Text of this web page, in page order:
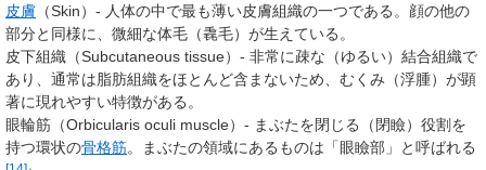
皮膚 （Skin）- 人体の中で最も薄い皮膚組織の一つである。顔の他の
部分と同様に、微細な体毛（毳毛）が生えている。
皮下組織（Subcutaneous tissue）- 非常に疎な（ゆるい）結合組織で
あり、通常は脂肪組織をほとんど含まないため、むくみ（浮腫）が顕
著に現れやすい特徴がある。
眼輪筋（Orbicularis oculi muscle）- まぶたを閉じる（閉瞼）役割を
持つ環状の骨格筋。まぶたの領域にあるものは「眼瞼部」と呼ばれる